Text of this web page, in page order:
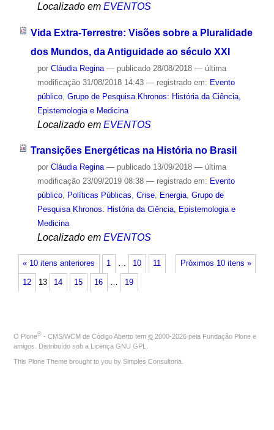
Localizado em EVENTOS
Vida Extra-Terrestre: Visões sobre a Pluralidade
dos Mundos, da Antiguidade ao século XXI
por Cláudia Regina — publicado28/08/2018 — última
modificação31/08/2018 14:43 — registrado em: Evento
público, Grupo de Pesquisa Khronos: História da Ciência,
Epistemologia e Medicina
Localizado em EVENTOS
Transições Energéticas na História no Brasil
por Cláudia Regina — publicado13/09/2018 — última
modificação23/09/2019 08:38 — registrado em: Evento
público, Políticas Públicas, Crise, Energia, Grupo de
Pesquisa Khronos: História da Ciência, Epistemologia e
Medicina
Localizado em EVENTOS
« 10 itens anteriores Próximos 10 itens »
1 … 10 11
12 13 14 15 16 … 19
O Plone® - CMS/WCM de Código Aberto tem © 2000-2026 pela Fundação Plone e
amigos. Distribuído sob a Licença GNU GPL
This Plone Theme brought to you by Simples Consultoria